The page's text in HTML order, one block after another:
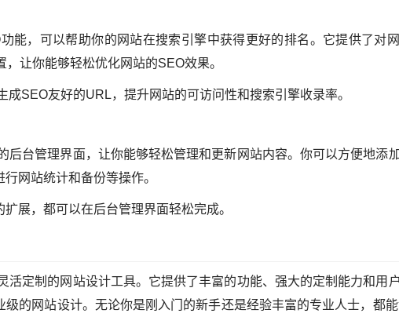
能，可以帮助你的网站在搜索引擎中获得更好的排名。它提供了对
让你能够轻松优化网站的SEO效果。
成SEO友好的URL，提升网站的可访问性和搜索引擎收录率。
后台管理界面，让你能够轻松管理和更新网站内容。你可以方便地添
网站统计和备份等操作。
展，都可以在后台管理界面轻松完成。
活定制的网站设计工具。它提供了丰富的功能、强大的定制能力和用
级的网站设计。无论你是刚入门的新手还是经验丰富的专业人士，都